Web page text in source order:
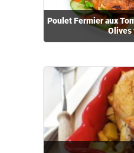
Poulet Fermier aux
Olives